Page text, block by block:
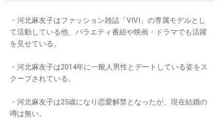
・河北麻友子はファッション雑誌「VIVI」の専属モデルとし
て活動している他、バラエティ番組や映画・ドラマでも活躍
を見せている。
・河北麻友子は2014年に一般人男性とデートしている姿をス
クープされている。
・河北麻友子は25歳になり恋愛解禁となったが、現在結婚の
噂は無い。